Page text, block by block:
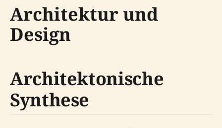
Architektur und
Design
Architektonische
Synthese